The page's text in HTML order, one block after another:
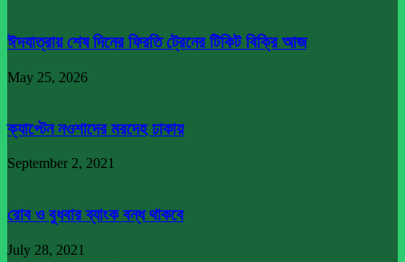
ঈদযাত্রায় শেষ দিনের ফিরতি ট্রেনের টিকিট বিক্রি আজ
May 25, 2026
ক্যাপ্টেন নওশাদের মরদেহ ঢাকায়
September 2, 2021
রোব ও বুধবার ব্যাংক বন্ধ থাকবে
July 28, 2021